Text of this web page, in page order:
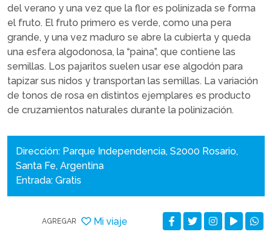
del verano y una vez que la flor es polinizada se forma
el fruto. El fruto primero es verde, como una pera
grande, y una vez maduro se abre la cubierta y queda
una esfera algodonosa, la “paina”, que contiene las
semillas. Los pajaritos suelen usar ese algodón para
tapizar sus nidos y transportan las semillas. La variación
de tonos de rosa en distintos ejemplares es producto
de cruzamientos naturales durante la polinización.
Dirección: Parque Independencia, S2000 Rosario,
Santa Fe, Argentina
Entrada: Gratis
AGREGAR Mi viaje